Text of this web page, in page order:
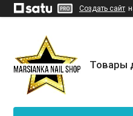
Создать сайт
Товары